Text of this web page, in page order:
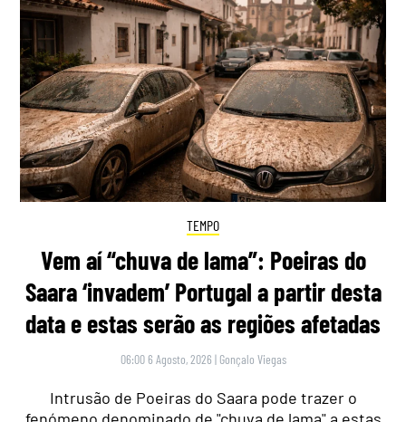
TEMPO
Vem aí “chuva de lama”: Poeiras do
Saara ‘invadem’ Portugal a partir desta
data e estas serão as regiões afetadas
06:00 6 Agosto, 2026 | Gonçalo Viegas
Intrusão de Poeiras do Saara pode trazer o